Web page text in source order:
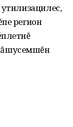
утилизацилес,
регион